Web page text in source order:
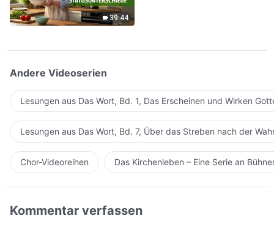
39:44
Andere Videoserien
Lesungen aus Das Wort, Bd. 1, Das Erscheinen und Wirken
Lesungen aus Das Wort, Bd. 7, Über das Streben nach der
Chor-Videoreihen Das Kirchenleben – Eine Serie an
Kommentar verfassen